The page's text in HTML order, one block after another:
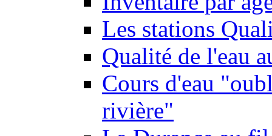
Les stations
Qualité de l'eau
Cours d'eau
rivière"